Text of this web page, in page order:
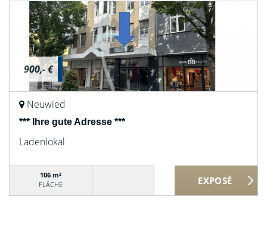
900,- €
Neuwied
*** Ihre gute Adresse ***
Ladenlokal
106 m²
FLÄCHE